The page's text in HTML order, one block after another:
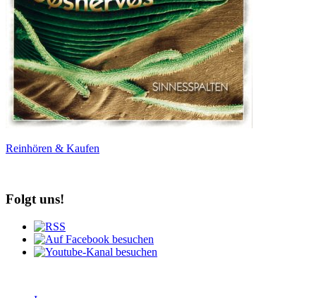
Reinhören & Kaufen
Folgt uns!